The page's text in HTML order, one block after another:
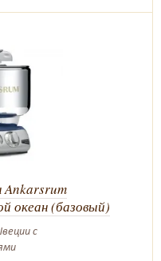
Ankarsrum
океан (базовый)
с